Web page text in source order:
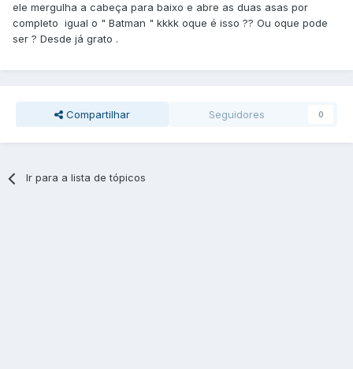
ele mergulha a cabeça para baixo e abre as duas asas por
completo igual o " Batman " kkkk oque é isso ?? Ou oque pode
ser ? Desde já grato .
Compartilhar Seguidores 0
Ir para a lista de tópicos